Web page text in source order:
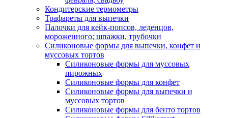
Кондитерские термометры
Трафареты для выпечки
Палочки для кейк-попсов, леденцов,
мороженного; шпажки, трубочки
Силиконовые формы для выпечки, конфет и
муссовых тортов
Силиконовые формы для муссовых
пирожных
Силиконовые формы для конфет
Силиконовые формы для выпечки и
муссовых тортов
Силиконовые формы для бенто тортов